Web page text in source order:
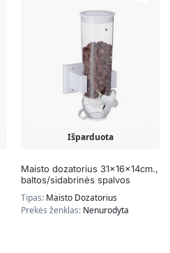
Išparduota
Maisto dozatorius 31x16x14cm.,
baltos/sidabrinės spalvos
Tipas: Maisto Dozatorius
Prekės ženklas: Nenurodyta